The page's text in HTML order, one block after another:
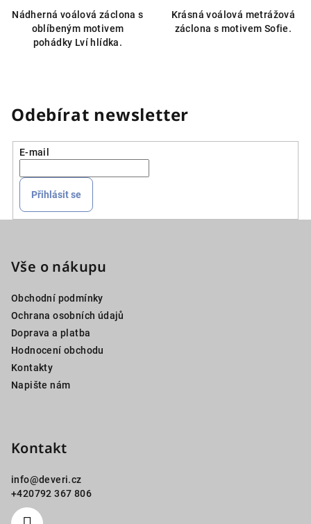
Nádherná voálová záclona s
oblíbeným motivem
pohádky Lví hlídka.
Krásná voálová metrážová
záclona s motivem Sofie.
Odebírat newsletter
E-mail
Přihlásit se
Vše o nákupu
Obchodní podmínky
Ochrana osobních údajů
Doprava a platba
Hodnocení obchodu
Kontakty
Napište nám
Kontakt
info@deveri.cz
+420792 367 806